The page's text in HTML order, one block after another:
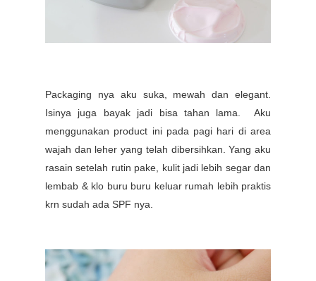
Packaging nya aku suka, mewah dan elegant.
Isinya juga bayak jadi bisa tahan lama.
Aku
menggunakan product ini pada pagi hari di area
wajah dan leher yang telah dibersihkan.Yang aku
rasain setelah rutin pake, kulit jadi lebih segar dan
lembab & klo buru buru keluar rumah lebih praktis
krn sudah ada SPF nya.